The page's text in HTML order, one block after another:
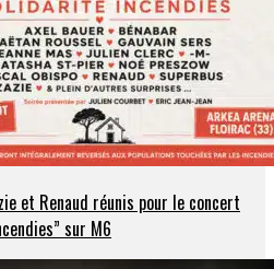
et Renaud réunis pour le concert
sur M6